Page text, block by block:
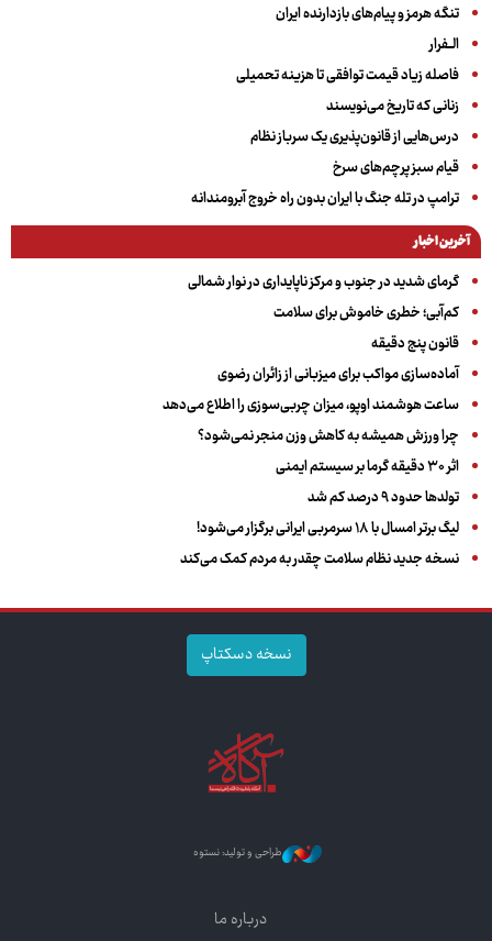
تنگه هرمز و پیام‌های بازدارنده ایران
الــفرار
فاصله زیاد قیمت توافقی تا هزینه تحمیلی
زنانی که تاریخ می‌نویسند
درس‌هایی از قانون‌پذیری یک سرباز نظام
قیام سبز پرچم‌های سرخ
ترامپ در تله جنگ با ایران بدون راه خروج آبرومندانه
آخرین اخبار
گرمای شدید در جنوب و مرکز ناپایداری در نوار شمالی
کم‌آبی؛ خطری خاموش برای سلامت
قانون پنج دقیقه
آماده‌سازی مواکب برای میزبانی از زائران رضوی
ساعت هوشمند اوپو، میزان چربی‌سوزی را اطلاع می‌دهد
چرا ورزش همیشه به کاهش وزن منجر نمی‌شود؟
اثر ۳۰ دقیقه گرما بر سیستم ایمنی
تولدها حدود ۹ درصد کم شد
لیگ برتر امسال با ۱۸ سرمربی ایرانی برگزار می‌شود!
نسخه جدید نظام سلامت چقدر به مردم کمک می‌کند
نسخه دسکتاپ
طراحی و تولید: نستوه
درباره ما